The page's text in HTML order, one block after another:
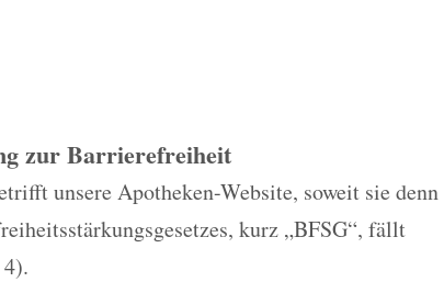
zur Barrierefreiheit
unsere Apotheken-Website, soweit sie denn
kurz „BFSG“, fällt